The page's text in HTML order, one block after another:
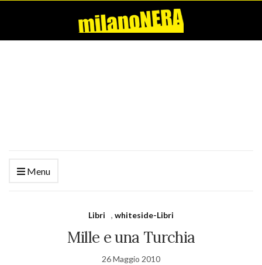
Menu
Libri , whiteside-Libri
Mille e una Turchia
26 Maggio 2010